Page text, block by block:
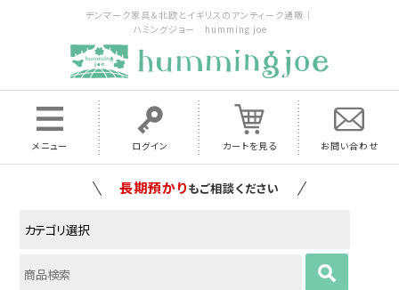
デンマーク家具＆北欧とイギリスのアンティーク通販｜
ハミングジョー humming joe
メニュー ログイン カートを見る お問い合わせ
長期預かりもご相談ください